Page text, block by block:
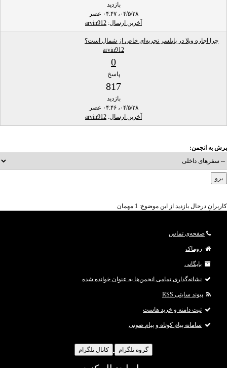
بازدید
۰۴/۵/۲۸، ۰۴:۴۷ عصر
آخرین ارسال:
arvin912
چرا اجاره ویلا در بابلسر تجربه‌ای خاص از شمال است؟
arvin912
0
پاسخ
817
بازدید
۰۴/۵/۲۸، ۰۴:۴۶ عصر
آخرین ارسال:
arvin912
پرش به انجمن:
کاربرانِ درحال بازدید از این موضوع: 1 مهمان
صفحه‌ی تماس
روماک
بایگانی
نشانه‌گذاری تمامی انجمن‌ها به عنوان خوانده شده
پیوند سایتی RSS
ثبت دامنه و خرید هاست
سامانه پیام کوتاه و پیام صوتی
گروه تلگرام کانال تلگرام